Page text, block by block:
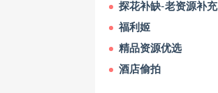
探花补缺-老资源补充
福利姬
精品资源优选
酒店偷拍